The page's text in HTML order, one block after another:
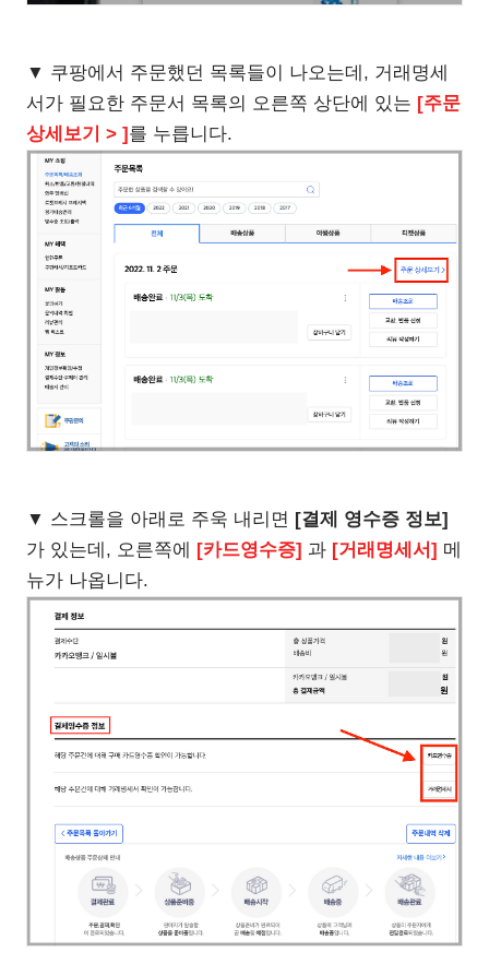
▼ 쿠팡에서 주문했던 목록들이 나오는데, 거래명세
서가 필요한 주문서 목록의 오른쪽 상단에 있는 [주문
상세보기 > ]를 누릅니다.
▼ 스크롤을 아래로 주욱 내리면 [결제 영수증 정보]
가 있는데, 오른쪽에 [카드영수증] 과 [거래명세서] 메
뉴가 나옵니다.